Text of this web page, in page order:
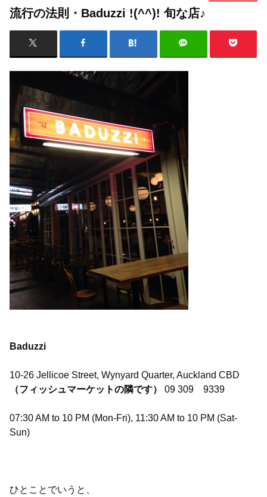
流行の法則・Baduzzi !(^^)! 旬な店♪
Baduzzi
10-26 Jellicoe Street, Wynyard Quarter, Auckland CBD
（フィッシュマーケットの隣です）
09 309 9339
07:30 AM to 10 PM (Mon-Fri), 11:30 AM to 10 PM (Sat-
Sun)
ひとことでいうと、